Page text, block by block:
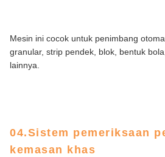
Mesin ini cocok untuk penimbang
granular, strip pendek, blok, bentuk
lainnya.
04.Sistem pemeriksaan
kemasan khas